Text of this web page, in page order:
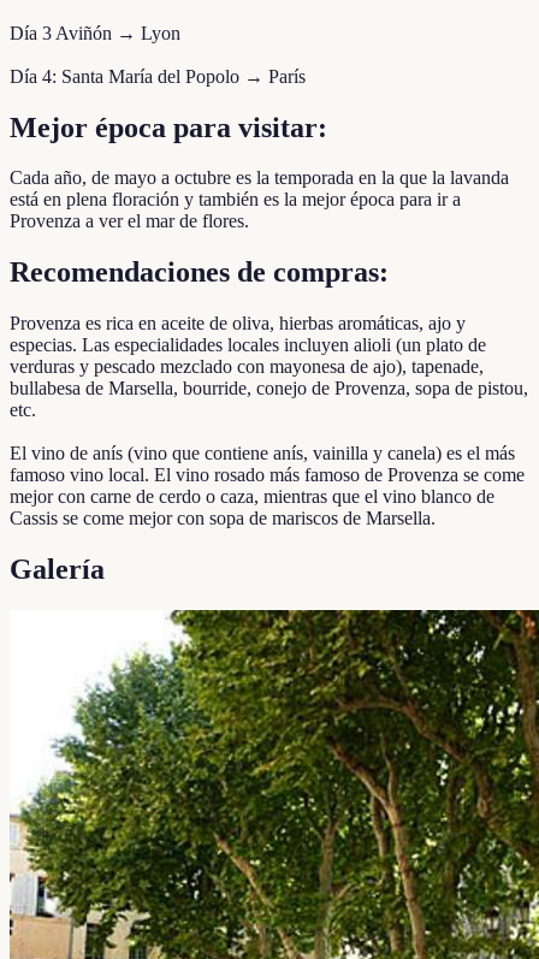
Día 3 Aviñón → Lyon
Día 4: Santa María del Popolo → París
Mejor época para visitar:
Cada año, de mayo a octubre es la temporada en la que la lavanda
está en plena floración y también es la mejor época para ir a
Provenza a ver el mar de flores.
Recomendaciones de compras:
Provenza es rica en aceite de oliva, hierbas aromáticas, ajo y
especias. Las especialidades locales incluyen alioli (un plato de
verduras y pescado mezclado con mayonesa de ajo), tapenade,
bullabesa de Marsella, bourride, conejo de Provenza, sopa de pistou,
etc.
El vino de anís (vino que contiene anís, vainilla y canela) es el más
famoso vino local. El vino rosado más famoso de Provenza se come
mejor con carne de cerdo o caza, mientras que el vino blanco de
Cassis se come mejor con sopa de mariscos de Marsella.
Galería